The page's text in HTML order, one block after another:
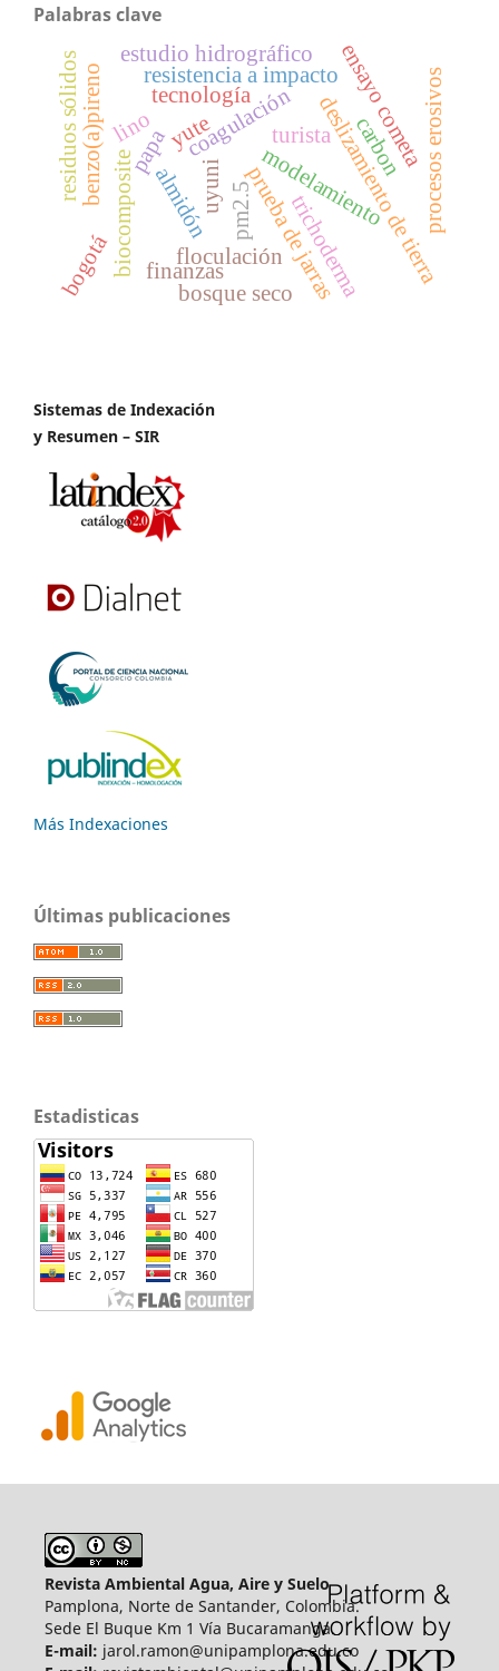
Palabras clave
almidón
papa
prueba de jarras
coagulación
floculación
biocomposite
yute
lino
resistencia a impacto
modelamiento
deslizamiento de tierra
trichoderma
pm2.5
benzo(a)pireno ensayo cometa
uyuni
residuos sólidos turista carbon
estudio hidrográfico
tecnología
finanzas
procesos erosivos
bosque seco
bogotá
Sistemas de Indexación
y Resumen – SIR
Más Indexaciones
Últimas publicaciones
Estadisticas
Revista Ambiental Agua, Aire y Suelo
Pamplona, Norte de Santander, Colombia.
Sede El Buque Km 1 Vía Bucaramanga.
E-mail: jarol.ramon@unipamplona.edu.co